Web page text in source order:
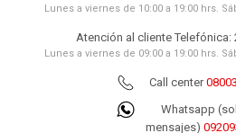
Lunes a viernes de 10:00 a 19:00 hrs.
Atención al cliente Telefónica:
Lunes a viernes de 09:00 a 19:00 hrs.
Call center
Whatsapp
mensajes)